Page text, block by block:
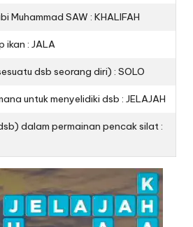
Muhammad SAW : KHALIFAH
ikan : JALA
dsb seorang diri) : SOLO
untuk menyelidiki dsb : JELAJAH
dalam permainan pencak silat :